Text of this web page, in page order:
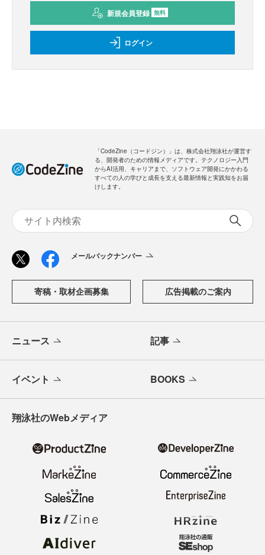
新規会員登録 無料
ログイン
「CodeZine（コードジン）」は、株式会社翔泳社が運営す
る、開発者のための情報メディアです。テクノロジー入門
からAI活用、キャリアまで、ソフトウェア開発にかかわる
すべての人の学びと成長を支える最新情報と実践知をお届
けします。
メールバックナンバー
寄稿・取材企画募集 広告掲載のご案内
ニュース 記事
イベント BOOKS
翔泳社のWebメディア